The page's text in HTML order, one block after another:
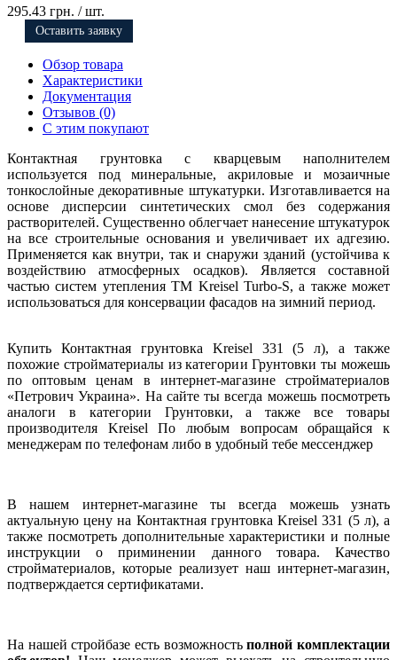
295.43 грн. / шт.
Оставить заявку
Обзор товара
Характеристики
Документация
Отзывов (0)
С этим покупают
Контактная грунтовка с кварцевым наполнителем
используется под минеральные, акриловые и мозаичные
тонкослойные декоративные штукатурки. Изготавливается на
основе дисперсии синтетических смол без содержания
растворителей. Существенно облегчает нанесение штукатурок
на все строительные основания и увеличивает их адгезию.
Применяется как внутри, так и снаружи зданий (устойчива к
воздействию атмосферных осадков). Является составной
частью систем утепления ТМ Kreisel Turbo-S, а также может
использоваться для консервации фасадов на зимний период.
Купить Контактная грунтовка Kreisel 331 (5 л), а также
похожие стройматериалы из категории Грунтовки ты можешь
по оптовым ценам в интернет-магазине стройматериалов
«Петрович Украина». На сайте ты всегда можешь посмотреть
аналоги в категории Грунтовки, а также все товары
производителя Kreisel По любым вопросам обращайся к
менеджерам по телефонам либо в удобный тебе мессенджер
В нашем интернет-магазине ты всегда можешь узнать
актуальную цену на Контактная грунтовка Kreisel 331 (5 л), а
также посмотреть дополнительные характеристики и полные
инструкции о приминении данного товара. Качество
стройматериалов, которые реализует наш интернет-магазин,
подтверждается сертификатами.
На нашей стройбазе есть возможностьполной комплектации